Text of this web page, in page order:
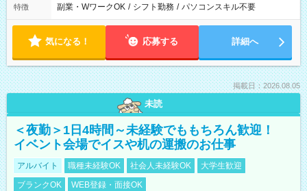
特徴 副業・WワークOK / シフト勤務 / パソコンスキル不要
気になる！ 応募する 詳細へ
掲載日：2026.08.05
未読
＜夜勤＞1日4時間～未経験でももちろん歓迎！
イベント会場でイスや机の運搬のお仕事
アルバイト 職種未経験OK 社会人未経験OK
大学生歓迎
ブランクOK
WEB登録・面接OK